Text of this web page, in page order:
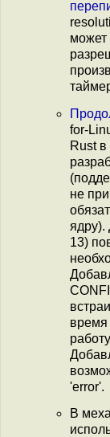
может
for-
Rust в
не
ядру).
13)
время
'error'.
В